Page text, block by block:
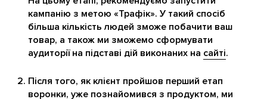
кампанію з метою «Трафік». У такий спосіб
більша кількість людей зможе побачити ваш
товар, а також ми зможемо сформувати
аудиторії на підставі дій виконаних на сайті.
Після того, як клієнт пройшов перший етап
воронки, уже познайомився з продуктом, ми